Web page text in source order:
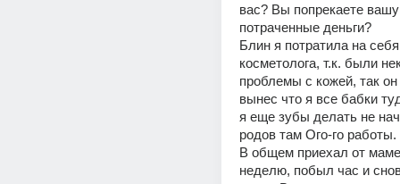
вас? Вы попрекаете
потраченные деньги?
Блин я потратила на
косметолога, т.к. были
проблемы с кожей, так
вынес что я все бабки
я еще зубы делать не
родов там Ого-го работы.
В общем приехал от
неделю, побыл час и